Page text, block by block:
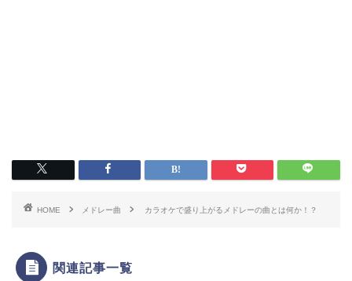
HOME メドレー曲 カラオケで盛り上がるメドレーの曲とは何か！？
関連記事一覧